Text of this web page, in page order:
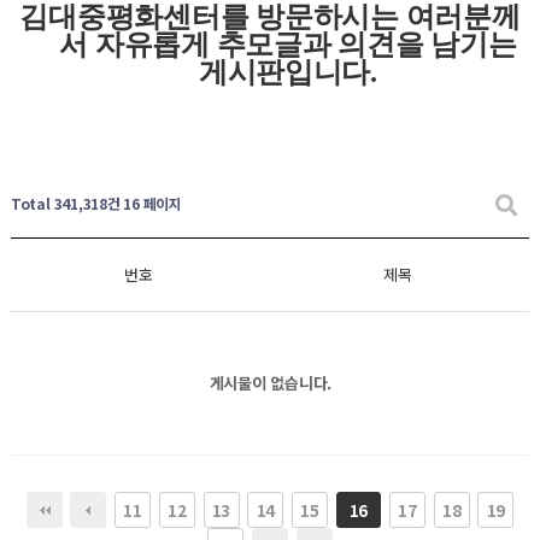
김대중평화센터를 방문하시는 여러분께
서 자유롭게 추모글과의견을 남기는
게시판입니다.
Total 341,318건 16 페이지
번호 제목
게시물이 없습니다.
11 12 13 14 15 16 17 18
19